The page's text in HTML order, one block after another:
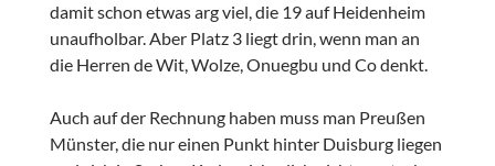
damit schon etwas arg viel, die 19 auf Heidenheim
unaufholbar. Aber Platz 3 liegt drin, wenn man an
die Herren de Wit, Wolze, Onuegbu und Co denkt.
Auch auf der Rechnung haben muss man Preußen
Münster, die nur einen Punkt hinter Duisburg liegen